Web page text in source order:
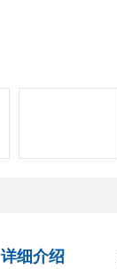
详细介绍